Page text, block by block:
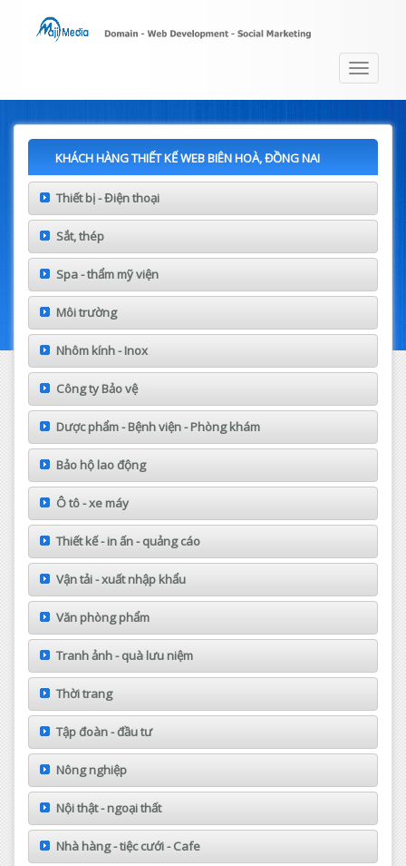
Toggle
KHÁCH HÀNG THIẾT KẾ WEB BIÊN HOÀ, ĐỒNG NAI
Thiết bị - Điện thoại
Sắt, thép
Spa - thẩm mỹ viện
Môi trường
Nhôm kính - Inox
Công ty Bảo vệ
Dược phẩm - Bệnh viện - Phòng khám
Bảo hộ lao động
Ô tô - xe máy
Thiết kế - in ấn - quảng cáo
Vận tải - xuất nhập khẩu
Văn phòng phẩm
Tranh ảnh - quà lưu niệm
Thời trang
Tập đoàn - đầu tư
Nông nghiệp
Nội thật - ngoại thất
Nhà hàng - tiệc cưới - Cafe